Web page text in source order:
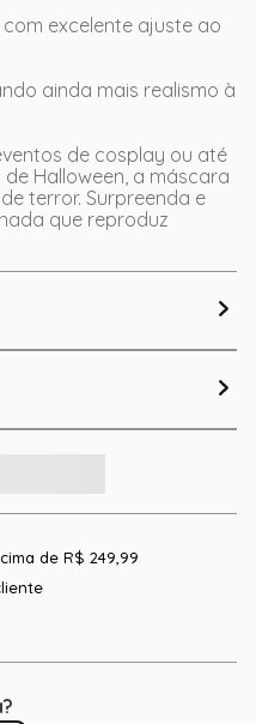
excelente ajuste ao
ainda mais realismo à
de cosplay ou até
Halloween, a máscara
terror. Surpreenda e
que reproduz
de R$ 249,99